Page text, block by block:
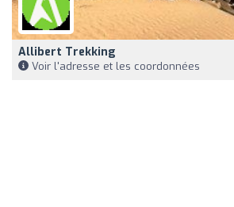
Allibert Trekking
Voir l'adresse et les coordonnées